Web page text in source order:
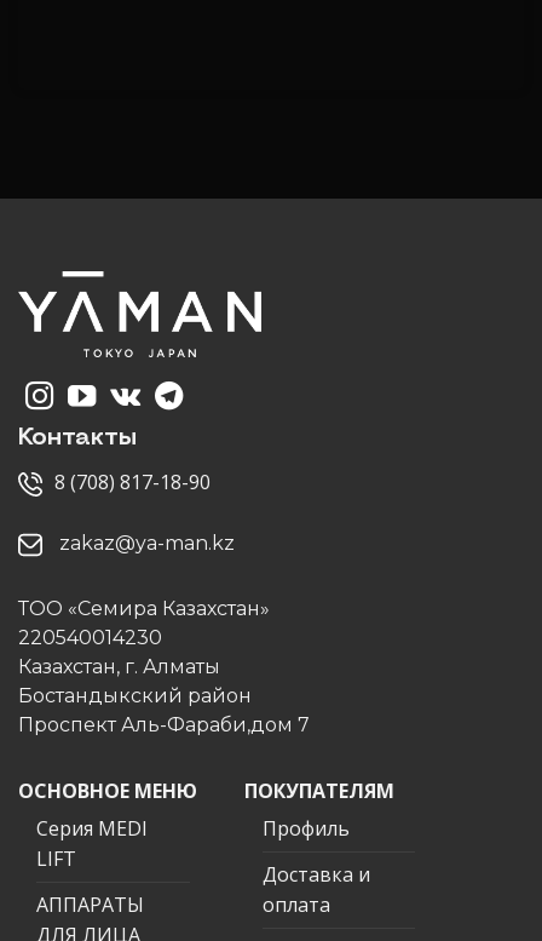
Контакты
8 (708) 817-18-90
zakaz@ya-man.kz
ТОО «Семира Казахстан»
220540014230
Казахстан, г. Алматы
Бостандыкский район
Проспект Аль-Фараби,дом 7
ОСНОВНОЕ МЕНЮ
Серия MEDI
LIFT
АППАРАТЫ
ДЛЯ ЛИЦА
ПОКУПАТЕЛЯМ
Профиль
Доставка и
оплата